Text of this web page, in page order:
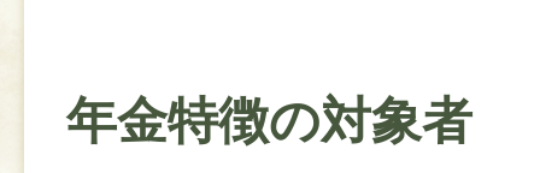
年金特徴の対象者